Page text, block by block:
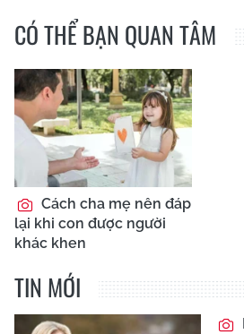
CÓ THỂ BẠN QUAN TÂM
Cách cha mẹ nên đáp
lại khi con được người
khác khen
TIN MỚI